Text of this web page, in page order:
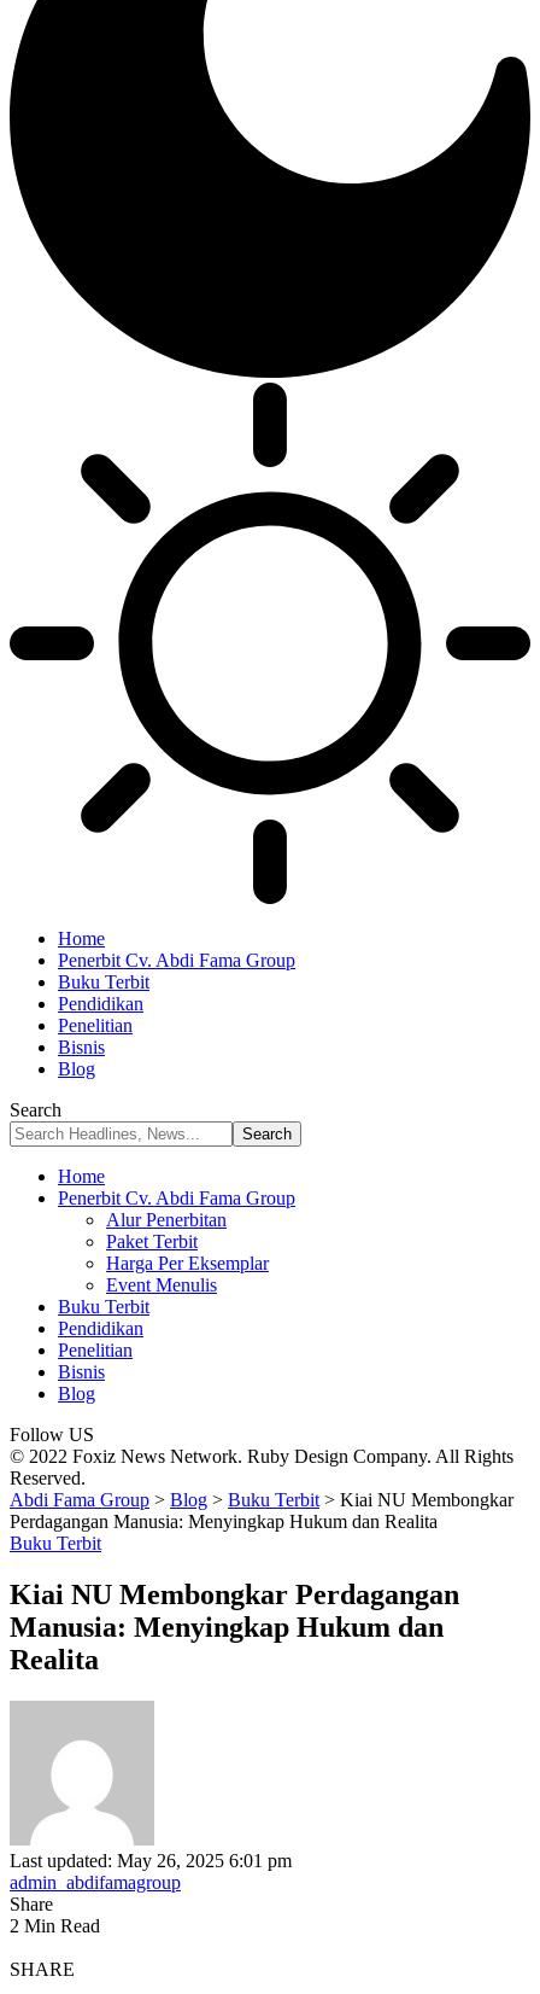
Home
Penerbit Cv. Abdi Fama Group
Buku Terbit
Pendidikan
Penelitian
Bisnis
Blog
Search
Home
Penerbit Cv. Abdi Fama Group
Alur Penerbitan
Paket Terbit
Harga Per Eksemplar
Event Menulis
Buku Terbit
Pendidikan
Penelitian
Bisnis
Blog
Follow US
© 2022 Foxiz News Network. Ruby Design Company. All Rights
Reserved.
Abdi Fama Group > Blog > Buku Terbit > Kiai NU Membongkar
Perdagangan Manusia: Menyingkap Hukum dan Realita
Buku Terbit
Kiai NU Membongkar Perdagangan
Manusia: Menyingkap Hukum dan
Realita
Last updated: May 26, 2025 6:01 pm
admin_abdifamagroup
Share
2 Min Read
SHARE